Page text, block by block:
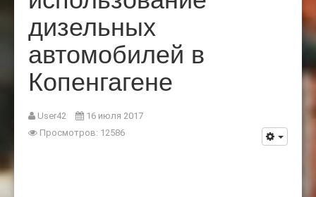
дизельных
автомобилей в
Копенгагене
User42
16 июля 2017
Просмотров: 12586